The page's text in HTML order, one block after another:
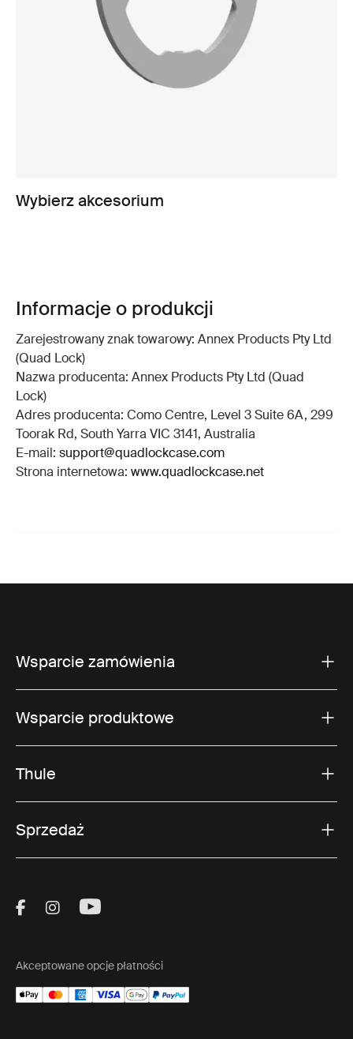
Wybierz akcesorium
Informacje o produkcji
Zarejestrowany znak towarowy: Annex Products Pty Ltd
(Quad Lock)
Nazwa producenta: Annex Products Pty Ltd (Quad
Lock)
Adres producenta: Como Centre, Level 3 Suite 6A, 299
Toorak Rd, South Yarra VIC 3141, Australia
E-mail: support@quadlockcase.com
Strona internetowa: www.quadlockcase.net
Wsparcie zamówienia
Wsparcie produktowe
Thule
Sprzedaż
Visit Thule on Facebook (external link)
Visit Thule on Instagram (external link)
Visit Thule on Youtube (external
Akceptowane opcje płatności